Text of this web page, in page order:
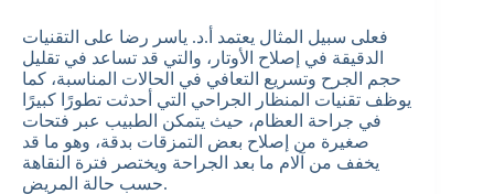
فعلى سبيل المثال يعتمد أ.د. ياسر رضا على التقنيات
الدقيقة في إصلاح الأوتار، والتي قد تساعد في تقليل
حجم الجرح وتسريع التعافي في الحالات المناسبة، كما
يوظف تقنيات المنظار الجراحي التي أحدثت تطورًا كبيرًا
في جراحة العظام، حيث يتمكن الطبيب عبر فتحات
صغيرة من إصلاح بعض التمزقات بدقة، وهو ما قد
يخفف من آلام ما بعد الجراحة ويختصر فترة النقاهة
حسب حالة المريض.